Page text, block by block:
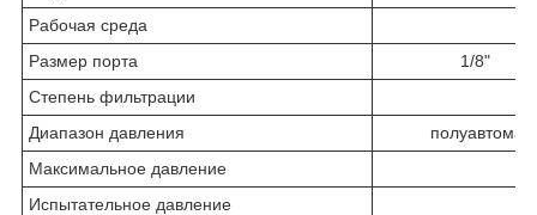
Рабочая среда
Размер порта
1/8"
Степень фильтрации
Диапазон давления
Максимальное давление
Испытательное давление